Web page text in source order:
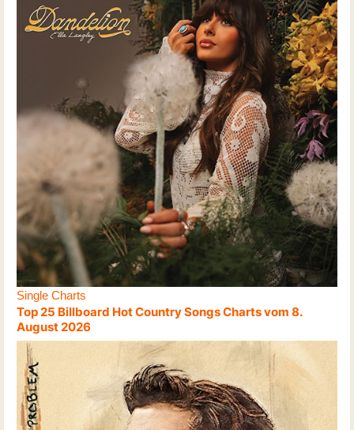
Single Charts
Top 25 Billboard Hot Country Songs Charts vom 8.
August 2026